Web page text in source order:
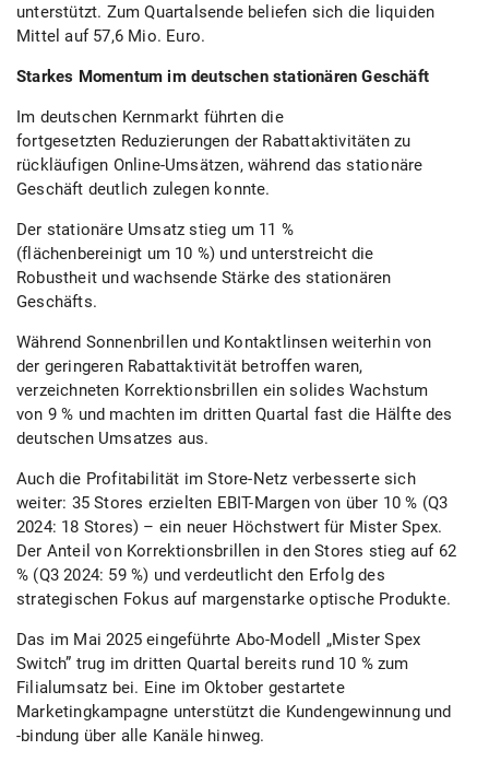
unterstützt. Zum Quartalsende beliefen sich die liquiden
Mittel auf 57,6 Mio. Euro.
Starkes Momentum im deutschen stationären Geschäft
Im deutschen Kernmarkt führten die
fortgesetzten Reduzierungen der Rabattaktivitäten zu
rückläufigen Online-Umsätzen, während das stationäre
Geschäft deutlich zulegen konnte.
Der stationäre Umsatz stieg um 11 %
(flächenbereinigt um 10 %) und unterstreicht die
Robustheit und wachsende Stärke des stationären
Geschäfts.
Während Sonnenbrillen und Kontaktlinsen weiterhin von
der geringeren Rabattaktivität betroffen waren,
verzeichneten Korrektionsbrillen ein solides Wachstum
von 9 % und machten im dritten Quartal fast die Hälfte des
deutschen Umsatzes aus.
Auch die Profitabilität im Store-Netz verbesserte sich
weiter: 35 Stores erzielten EBIT-Margen von über 10 % (Q3
2024: 18 Stores) – ein neuer Höchstwert für Mister Spex.
Der Anteil von Korrektionsbrillen in den Stores stieg auf 62
% (Q3 2024: 59 %) und verdeutlicht den Erfolg des
strategischen Fokus auf margenstarke optische Produkte.
Das im Mai 2025 eingeführte Abo-Modell „Mister Spex
Switch” trug im dritten Quartal bereits rund 10 % zum
Filialumsatz bei. Eine im Oktober gestartete
Marketingkampagne unterstützt die Kundengewinnung und
-bindung über alle Kanäle hinweg.